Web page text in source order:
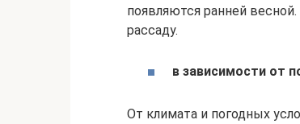
появляются ранней
рассаду.
в зависимости от
От климата и погодных